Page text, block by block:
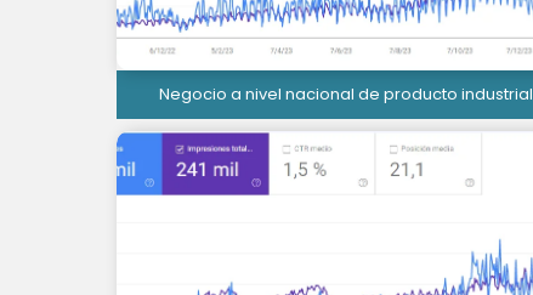
Negocio a nivel nacional de producto industrial